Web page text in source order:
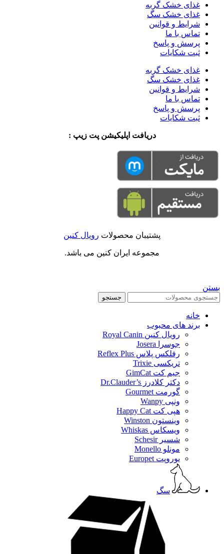
غذای خشک گربه
غذای خشک سگ
شرایط و قوانین
تماس با ما
پرسش و پاسخ
ثبت شکایات
غذای خشک گربه
غذای خشک سگ
شرایط و قوانین
تماس با ما
پرسش و پاسخ
ثبت شکایات
دریافت اپلیکیشن پت زیپ :
پشتیبان محصولات رویال کنین
مجموعه ایران کنین می باشد.
بستن
جستجو
خانه
برند های محبوب
رویال کنین Royal Canin
جوسرا Josera
رفلکس پلاس Reflex Plus
تریکسی Trixie
جیم کت GimCat
دکتر کلادرز Dr.Clauder’s
گورمت Gourmet
ونپی Wanpy
هپی کت Happy Cat
وینستون Winston
ویسکاس Whiskas
شسیر Schesir
مونلو Monello
یوروپت Europet
سگ